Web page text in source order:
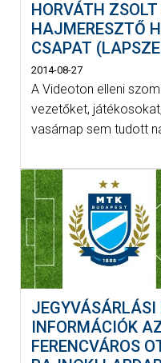
HORVÁTH
HAJMERESZTŐ
CSAPAT
2014-08-27
A Videoton elleni
vezetőket,
vasárnap sem tudott
JEGYVÁSÁRLÁSI
INFORMÁCIÓK
FERENCVÁROS